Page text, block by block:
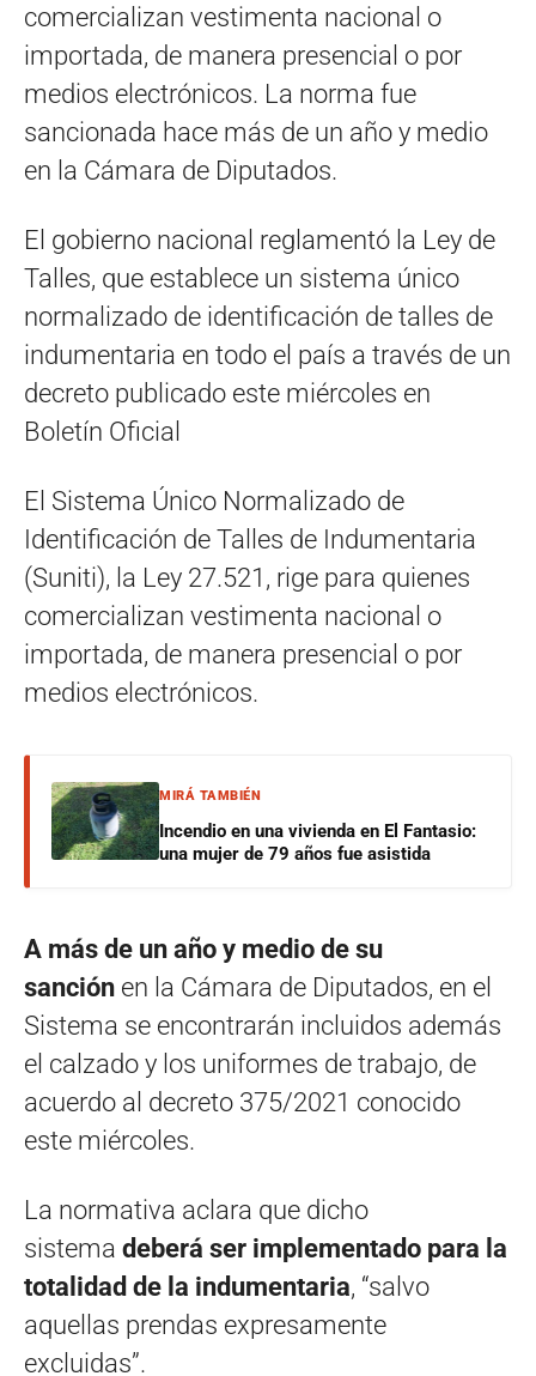
comercializan vestimenta nacional o
importada, de manera presencial o por
medios electrónicos. La norma fue
sancionada hace más de un año y medio
en la Cámara de Diputados.
El gobierno nacional reglamentó la Ley de
Talles, que establece un sistema único
normalizado de identificación de talles de
indumentaria en todo el país a través de un
decreto publicado este miércoles en
Boletín Oficial
El Sistema Único Normalizado de
Identificación de Talles de Indumentaria
(Suniti), la Ley 27.521, rige para quienes
comercializan vestimenta nacional o
importada, de manera presencial o por
medios electrónicos.
MIRÁ TAMBIÉN
Incendio en una vivienda en El Fantasio:
una mujer de 79 años fue asistida
A más de un año y medio de su
sanción en la Cámara de Diputados, en el
Sistema se encontrarán incluidos además
el calzado y los uniformes de trabajo, de
acuerdo al decreto 375/2021 conocido
este miércoles.
La normativa aclara que dicho
sistema deberá ser implementado para la
totalidad de la indumentaria, “salvo
aquellas prendas expresamente
excluidas”.